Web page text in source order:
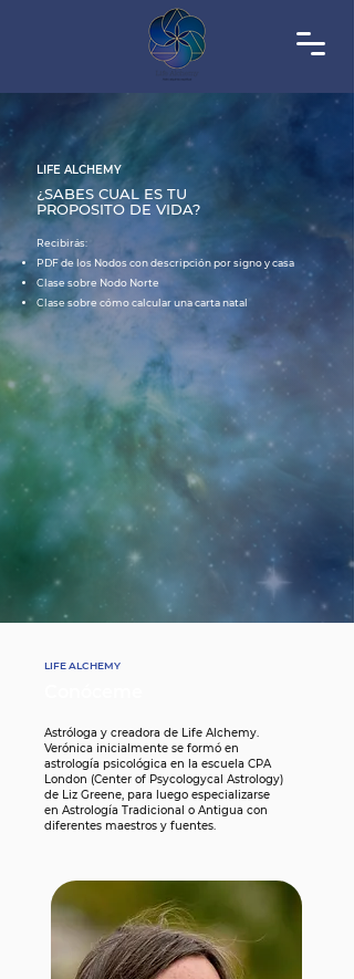
LIFE ALCHEMY
¿SABES CUAL ES TU
PROPOSITO DE VIDA?
Recibirás:
PDF de los Nodos con descripción por signo y casa
Clase sobre Nodo Norte
Clase sobre cómo calcular una carta natal
LIFE ALCHEMY
Astróloga y creadora de Life Alchemy.
Verónica inicialmente se formó en
astrología psicológica en la escuela CPA
London (Center of Psycologycal Astrology)
de Liz Greene, para luego especializarse
en Astrología Tradicional o Antigua con
diferentes maestros y fuentes.